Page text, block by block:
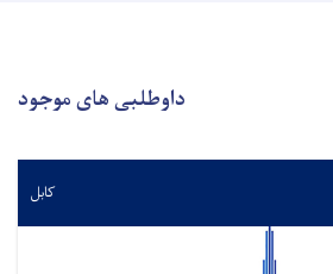
داوطلبی های موجود
کابل